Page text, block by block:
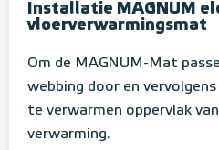
Installatie MAGNUM
vloerverwarmingsmat
Om de MAGNUM-Mat
webbing door en
te verwarmen oppervlak
verwarming.